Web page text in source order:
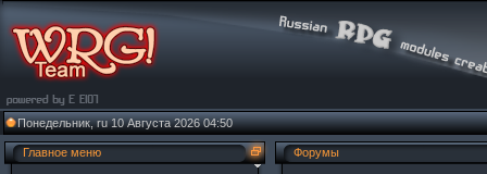
Понедельник, ru 10 Августа 2026 04:50
Главное меню Форумы